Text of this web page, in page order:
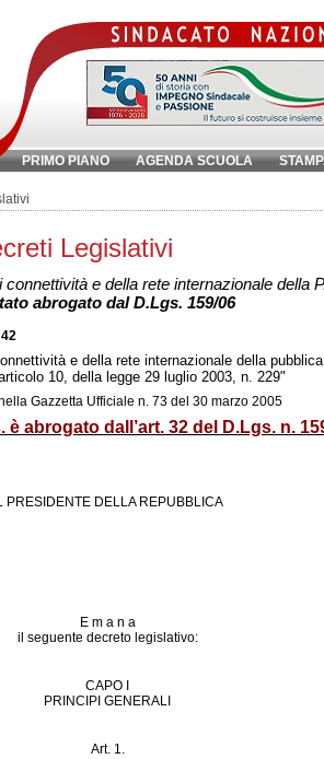
PRIMO PIANO AGENDA SCUOLA
chiave:
Legislativi
e della rete internazionale della
abrogato dal D.Lgs. 159/06
e della rete internazionale della
10, della legge 29 luglio 2003, n. 229"
Gazzetta Ufficiale n. 73 del 30 marzo 2005
è abrogato dall’art. 32 del D.Lgs. n.
PRESIDENTE DELLA REPUBBLICA
E m a n a
il seguente decreto legislativo:
CAPO I
PRINCIPI GENERALI
Art. 1.